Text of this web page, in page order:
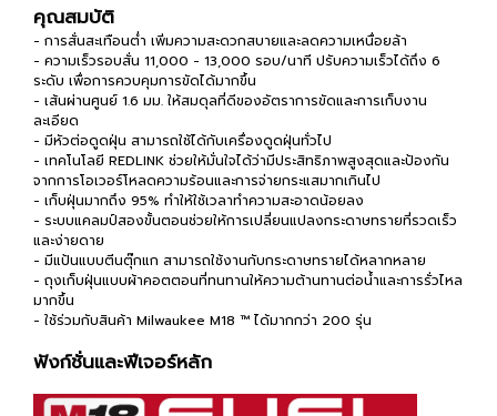
คุณสมบัติ
- การสั่นสะเทือนต่ำ เพิ่มความสะดวกสบายและลดความเหนื่อยล้า
- ความเร็วรอบสั่น 11,000 - 13,000 รอบ/นาที ปรับความเร็วได้ถึง 6
ระดับ เพื่อการควบคุมการขัดได้มากขึ้น
- เส้นผ่านศูนย์ 1.6 มม. ให้สมดุลที่ดีของอัตราการขัดและการเก็บงาน
ละเอียด
- มีหัวต่อดูดฝุ่น สามารถใช้ได้กับเครื่องดูดฝุ่นทั่วไป
- เทคโนโลยี REDLINK ช่วยให้มั่นใจได้ว่ามีประสิทธิภาพสูงสุดและป้องกัน
จากการโอเวอร์โหลดความร้อนและการจ่ายกระแสมากเกินไป
- เก็บฝุ่นมากถึง 95% ทำให้ใช้เวลาทำความสะอาดน้อยลง
- ระบบแคลมป์สองขั้นตอนช่วยให้การเปลี่ยนแปลงกระดาษทรายที่รวดเร็ว
และง่ายดาย
- มีแป้นแบบตีนตุ๊กแก สามารถใช้งานกับกระดาษทรายได้หลากหลาย
- ถุงเก็บฝุ่นแบบผ้าคอตตอนที่ทนทานให้ความต้านทานต่อน้ำและการรั่วไหล
มากขึ้น
- ใช้ร่วมกับสินค้า Milwaukee M18 ™ ได้มากกว่า 200 รุ่น
ฟังก์ชั่นและฟีเจอร์หลัก